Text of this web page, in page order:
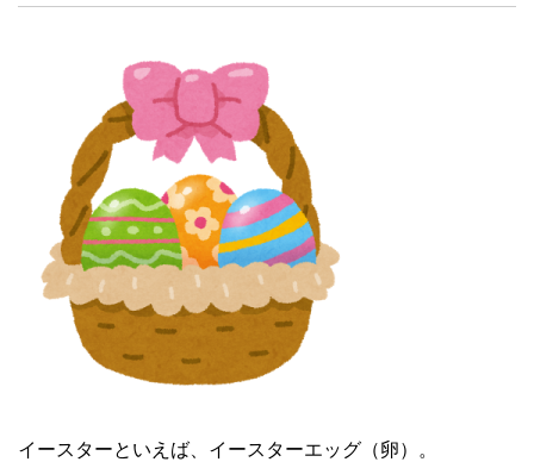
イースターといえば、イースターエッグ（卵）。